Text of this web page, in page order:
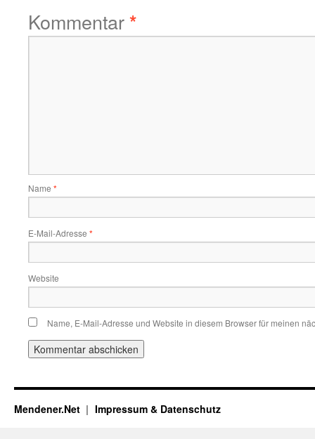
Kommentar*
Name *
E-Mail-Adresse *
Website
Name, E-Mail-Adresse und Website in diesem Browser für meinen
Mendener.Net Impressum & Datenschutz